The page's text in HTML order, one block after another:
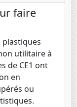
faire
plastiques
utilitaire à
de CE1 ont
en
ou